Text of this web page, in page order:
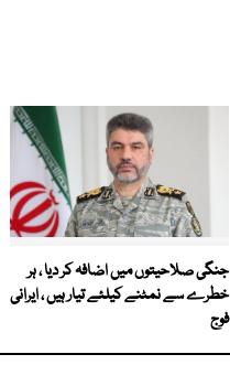
جنگی صلاحیتوں میں اضافہ کر دیا ، ہر
خطرے سے نمٹنے کیلئے تیار ہیں ، ایرانی
فوج